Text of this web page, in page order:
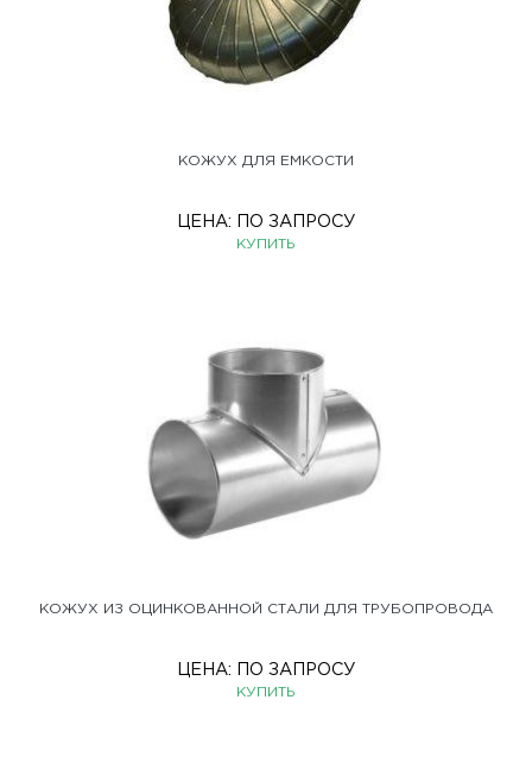
КОЖУХ ДЛЯ ЕМКОСТИ
ЦЕНА: ПО ЗАПРОСУ
КУПИТЬ
КОЖУХ ИЗ ОЦИНКОВАННОЙ СТАЛИ ДЛЯ ТРУБОПРОВОДА
ЦЕНА: ПО ЗАПРОСУ
КУПИТЬ